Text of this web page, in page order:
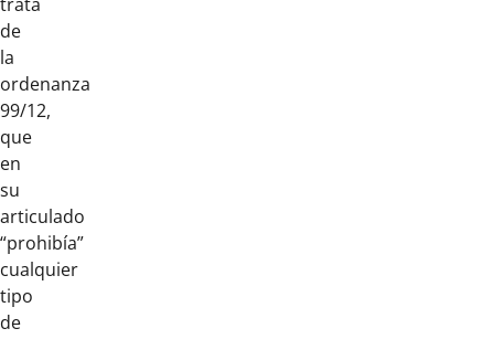
de
la
ordenanza
99/12,
que
en
su
articulado
“prohibía”
cualquier
tipo
de